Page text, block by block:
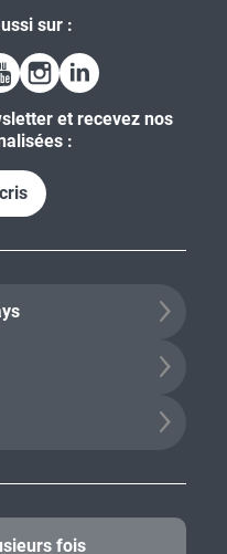
sur :
et recevez nos
:
fois